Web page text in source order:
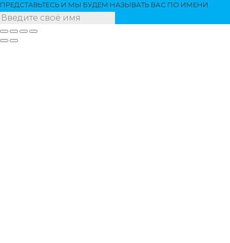
ПРЕДСТАВЬТЕСЬ И МЫ БУДЕМ НАЗЫВАТЬ ВАС ПО ИМЕНИ.